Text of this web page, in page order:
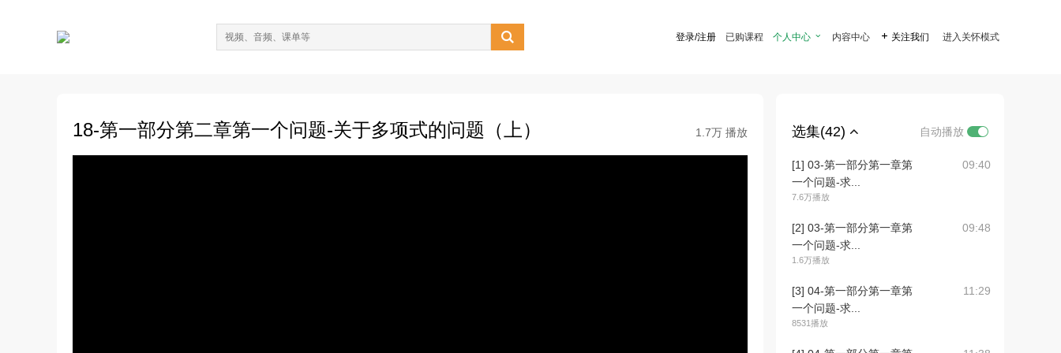
 登录/注册 已购课程 个人中心  内容中心  关注我们 进入关怀模式
18-第一部分第二章第一个问题-关于多项式的问题（上） 1.7万 播放 选集(42) 自动播放
[1] 03-第一部分第一章第
一个问题-求...
7.6万播放
09:40
[2] 03-第一部分第一章第
一个问题-求...
1.6万播放
09:48
[3] 04-第一部分第一章第
一个问题-求...
8531播放
11:29